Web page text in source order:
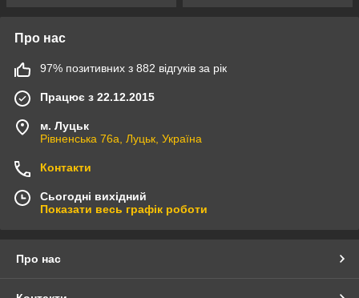
Про нас
97% позитивних з 882 відгуків за рік
Працює з 22.12.2015
м. Луцьк
Рівненська 76а, Луцьк, Україна
Контакти
Сьогодні вихідний
Показати весь графік роботи
Про нас